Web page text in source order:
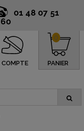
01 48 07 51
60
COMPTE PANIER
0